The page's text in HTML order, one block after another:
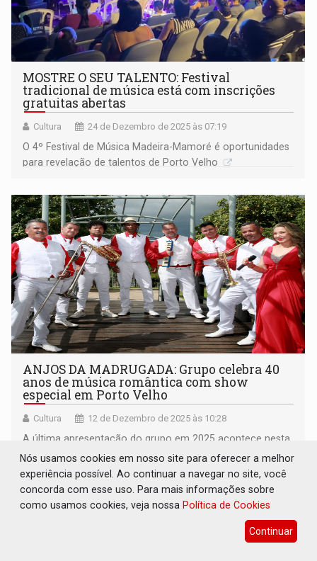
MOSTRE O SEU TALENTO: Festival
tradicional de música está com inscrições
gratuitas abertas
Cultura 24 de Dezembro de 2025 às 07:19
O 4º Festival de Música Madeira-Mamoré é oportunidades
para revelação de talentos de Porto Velho
ANJOS DA MADRUGADA: Grupo celebra 40
anos de música romântica com show
especial em Porto Velho
Cultura 12 de Dezembro de 2025 às 10:28
A última apresentação do grupo em 2025 acontece nesta
sexta-feira, 12 de dezembro, no tradicional Clube
Ferroviário
Nós usamos cookies em nosso site para oferecer a melhor
experiência possível. Ao continuar a navegar no site, você
concorda com esse uso. Para mais informações sobre
como usamos cookies, veja nossa Política de Cookies
Continuar